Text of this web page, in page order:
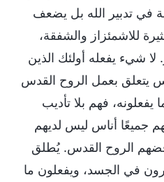
في تدبير الله بل يضعف
للاشمئزاز والشفقة،
شيء يفعله أولئك الذين
يتعلق بعمل الروح القدس
يفعلونه، فهم بلا تأديب
جميعًا أناس ليس لديهم
الروح القدس. يُطلق
في الجسد، ويفعلون ما